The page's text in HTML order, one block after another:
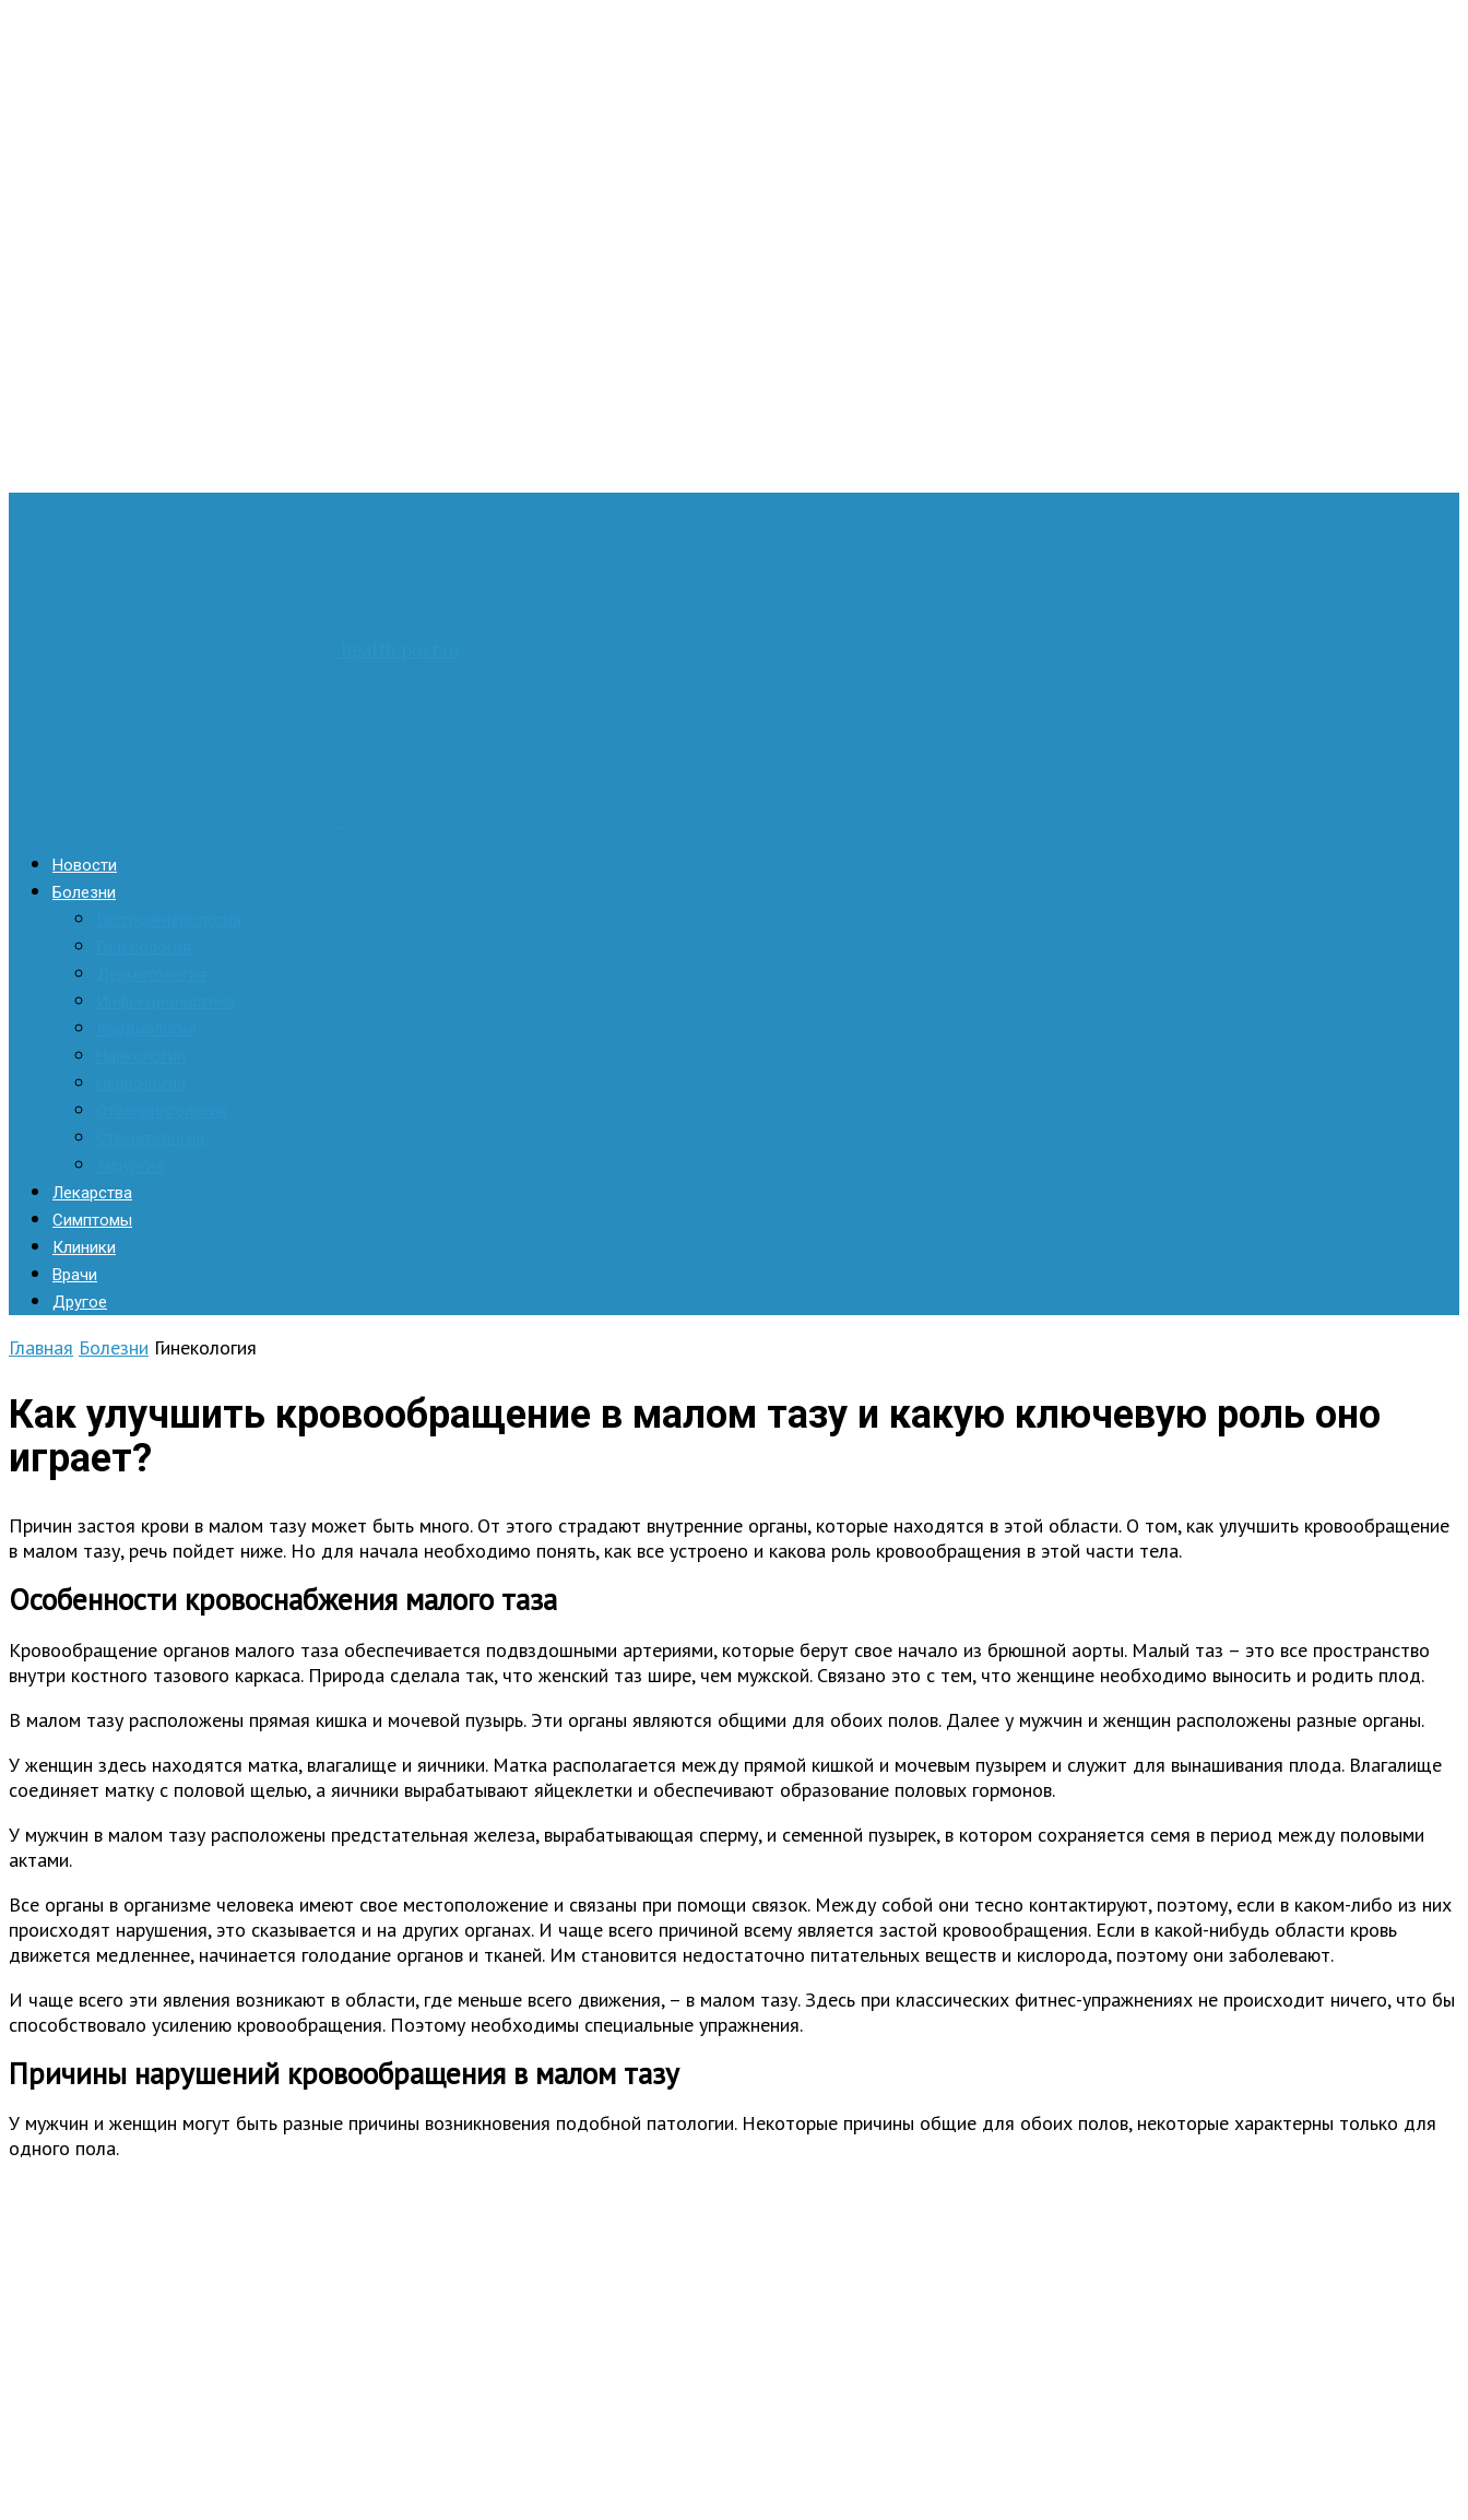
Новости
Болезни
Лекарства
Симптомы
Клиники
Врачи
Другое
Главная Болезни Гинекология
Как улучшить кровообращение в малом тазу и какую ключевую роль оно
играет?
Причин застоя крови в малом тазу может быть много. От этого страдают внутренние органы, которые находятся в этой области. О том, как улучшить кровообращение
в малом тазу, речь пойдет ниже. Но для начала необходимо понять, как все устроено и какова роль кровообращения в этой части тела.
Особенности кровоснабжения малого таза
Кровообращение органов малого таза обеспечивается подвздошными артериями, которые берут свое начало из брюшной аорты. Малый таз – это все пространство
внутри костного тазового каркаса. Природа сделала так, что женский таз шире, чем мужской. Связано это с тем, что женщине необходимо выносить и родить плод.
В малом тазу расположены прямая кишка и мочевой пузырь. Эти органы являются общими для обоих полов. Далее у мужчин и женщин расположены разные органы.
У женщин здесь находятся матка, влагалище и яичники. Матка располагается между прямой кишкой и мочевым пузырем и служит для вынашивания плода. Влагалище
соединяет матку с половой щелью, а яичники вырабатывают яйцеклетки и обеспечивают образование половых гормонов.
У мужчин в малом тазу расположены предстательная железа, вырабатывающая сперму, и семенной пузырек, в котором сохраняется семя в период между половыми
актами.
Все органы в организме человека имеют свое местоположение и связаны при помощи связок. Между собой они тесно контактируют, поэтому, если в каком-либо из них
происходят нарушения, это сказывается и на других органах. И чаще всего причиной всему является застой кровообращения. Если в какой-нибудь области кровь
движется медленнее, начинается голодание органов и тканей. Им становится недостаточно питательных веществ и кислорода, поэтому они заболевают.
И чаще всего эти явления возникают в области, где меньше всего движения, – в малом тазу. Здесь при классических фитнес-упражнениях не происходит ничего, что бы
способствовало усилению кровообращения. Поэтому необходимы специальные упражнения.
Причины нарушений кровообращения в малом тазу
У мужчин и женщин могут быть разные причины возникновения подобной патологии. Некоторые причины общие для обоих полов, некоторые характерны только для
одного пола.